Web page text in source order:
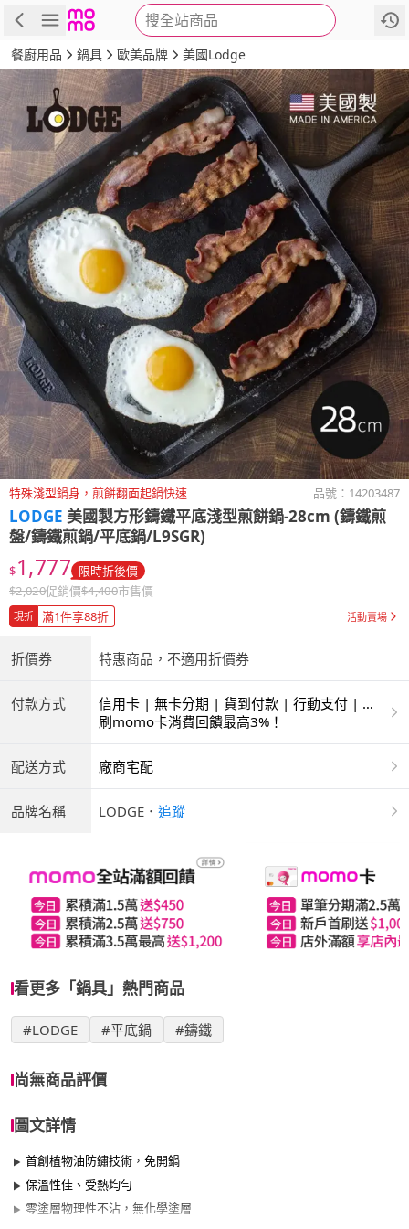
搜全站商品
商品 評價 詳情
餐廚用品 鍋具 歐美品牌 美國Lodge
特殊淺型鍋身，煎餅翻面起鍋快速 品號： 14203487
LODGE 美國製方形鑄鐵平底淺型煎餅鍋-28cm (鑄鐵煎
盤/鑄鐵煎鍋/平底鍋/L9SGR)
$1,777 限時折後價
$2,020促銷價$4,400市售價
現折 滿1件享88折 活動賣場
折價券 特惠商品，不適用折價券
付款方式
信用卡 | 無卡分期 | 貨到付款 | 行動支付 | 超
商付款 | ATM | 銀聯卡
刷momo卡消費回饋最高3%！
配送方式 廠商宅配
品牌名稱 LODGE ． 追蹤
看更多「鍋具」熱門商品
#LODGE #平底鍋 #鑄鐵
尚無商品評價
圖文詳情
首創植物油防鏽技術，免開鍋
保溫性佳、受熱均勻
零塗層物理性不沾，無化學塗層